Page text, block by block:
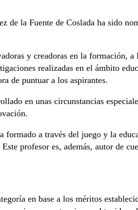
la Fuente de Coslada ha sido
y creadoras en la formación,
realizadas en el ámbito
de puntuar a los aspirantes.
en unas circunstancias
formado a través del juego y la
profesor es, además, autor de
en base a los méritos